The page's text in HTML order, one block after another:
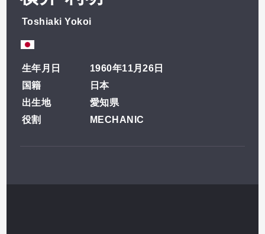
Top
Race Report
Toshiaki Yokoi
生年月日
1960年11月26日
国籍
日本
出生地
愛知県
役割
MECHANIC